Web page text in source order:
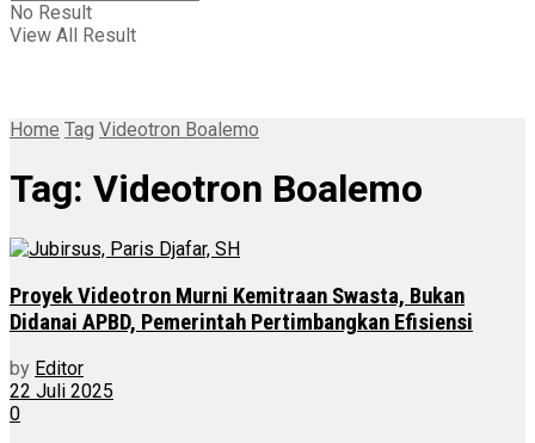
No Result
View All Result
Home Tag Videotron Boalemo
Tag: Videotron Boalemo
Proyek Videotron Murni Kemitraan Swasta, Bukan
Didanai APBD, Pemerintah Pertimbangkan Efisiensi
by Editor
22 Juli 2025
0